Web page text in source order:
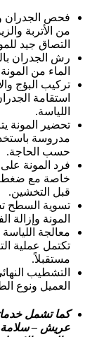
فحص الجدران
من الأتربة
التصاق جيد
رش الجدران
الماء من
تركيب البؤج
استقامة
اللياسة.
تحضير المونة
مدروسة
حسب الحاجة.
فرد المونة
خاصة مع ضغط
قبل التخشين.
تسوية السطح
المونة
معالجة
تكتمل عملية
مستقبلاً.
التشطيب
العميل ونوع
كما تشمل
عريش – سلامة